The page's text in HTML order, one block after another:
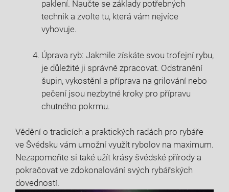
paklení. Naučte se základy potřebných
technik a zvolte⁤ tu, která vám nejvíce
‍vyhovuje.
Úprava ryb: Jakmile získáte svou trofejní rybu,
je důležité ji správně zpracovat. Odstranění⁤
šupin, vykostění a⁣ příprava na grilování nebo‍
pečení ⁤jsou nezbytné kroky pro přípravu
chutného pokrmu.
Vědění o⁤ tradicích a praktických radách pro rybáře
‌ve Švédsku vám umožní využít rybolov na‌ maximum.
Nezapomeňte si také užít krásy švédské přírody a
pokračovat ve zdokonalování‍ svých rybářských⁢
dovedností.